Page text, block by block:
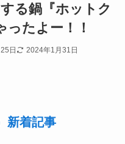
る鍋『ホットク
ったよー！！
日 2024年1月31日
新着記事